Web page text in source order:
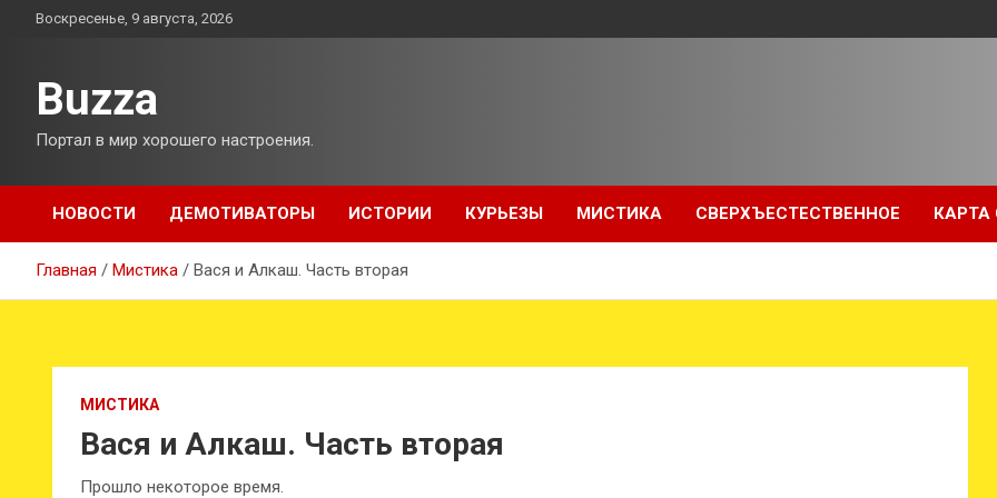
ПерейтиВоскресенье, 9 августа, 2026
Buzza
Портал в мир хорошего настроения.
НОВОСТИ ДЕМОТИВАТОРЫ ИСТОРИИ КУРЬЕЗЫ МИСТИКА СВЕРХЪЕСТЕСТВЕННОЕ КАРТА
Главная Мистика Вася и Алкаш. Часть вторая
МИСТИКА
Вася и Алкаш. Часть вторая
Прошло некоторое время.